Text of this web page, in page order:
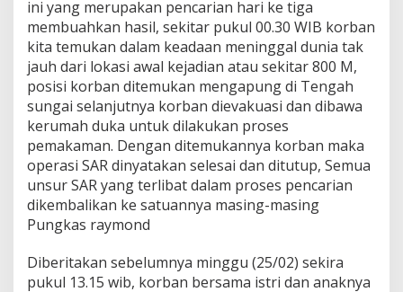
ini yang merupakan pencarian hari ke tiga
membuahkan hasil, sekitar pukul 00.30 WIB korban
kita temukan dalam keadaan meninggal dunia tak
jauh dari lokasi awal kejadian atau sekitar 800 M,
posisi korban ditemukan mengapung di Tengah
sungai selanjutnya korban dievakuasi dan dibawa
kerumah duka untuk dilakukan proses
pemakaman. Dengan ditemukannya korban maka
operasi SAR dinyatakan selesai dan ditutup, Semua
unsur SAR yang terlibat dalam proses pencarian
dikembalikan ke satuannya masing-masing
Pungkas raymond
Diberitakan sebelumnya minggu (25/02) sekira
pukul 13.15 wib, korban bersama istri dan anaknya